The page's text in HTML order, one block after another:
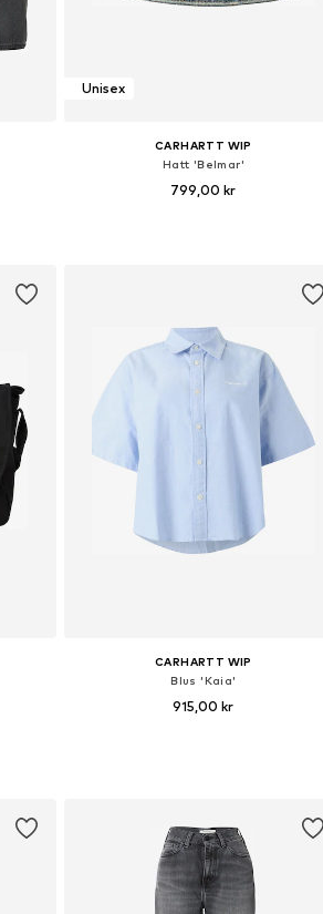
Unisex
CARHARTT WIP
Hatt 'Belmar'
799,00 kr
CARHARTT WIP
Blus 'Kaia'
915,00 kr